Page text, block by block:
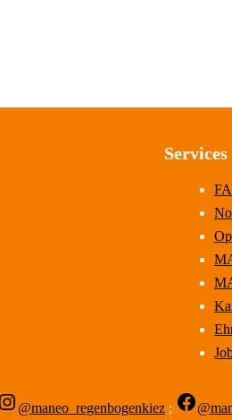
Services
@maneo_regenbogenkiez ;